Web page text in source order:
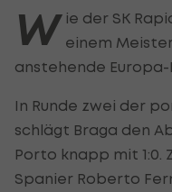
W ie der SK
einem
anstehende Europa-
In Runde zwei der
schlägt Braga den
Porto knapp mit 1:0.
Spanier Roberto